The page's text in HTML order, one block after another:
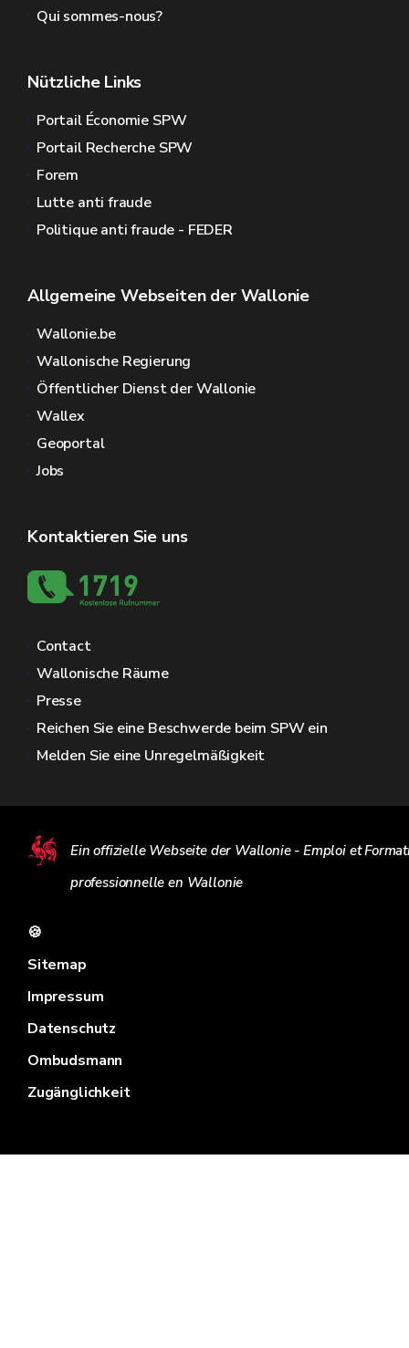
Qui sommes-nous?
Nützliche Links
Portail Économie SPW
Portail Recherche SPW
Forem
Lutte anti fraude
Politique anti fraude - FEDER
Allgemeine Webseiten der Wallonie
Wallonie.be
Wallonische Regierung
Öffentlicher Dienst der Wallonie
Wallex
Geoportal
Jobs
Kontaktieren Sie uns
Contact
Wallonische Räume
Presse
Reichen Sie eine Beschwerde beim SPW ein
Melden Sie eine Unregelmäßigkeit
Ein offizielle Webseite der Wallonie - Emploi et
professionnelle en Wallonie
🍪
Sitemap
Impressum
Datenschutz
Ombudsmann
Zugänglichkeit